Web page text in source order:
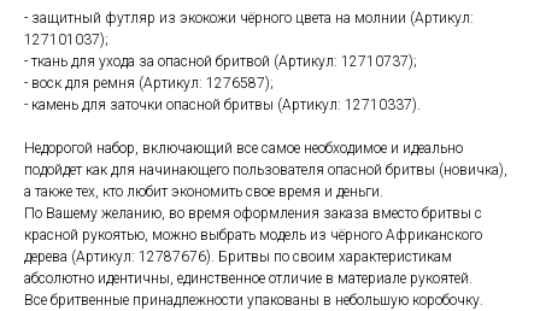
- защитный футляр из экокожи чёрного цвета на молнии (Артикул:
127101037);
- ткань для ухода за опасной бритвой (Артикул: 12710737);
- воск для ремня (Артикул: 1276587);
- камень для заточки опасной бритвы (Артикул: 12710337).
Недорогой набор, включающий все самое необходимое и идеально
подойдет как для начинающего пользователя опасной бритвы (новичка),
а также тех, кто любит экономить свое время и деньги.
По Вашему желанию, во время оформления заказа вместо бритвы с
красной рукоятью, можно выбрать модель из чёрного Африканского
дерева (Артикул: 12787676). Бритвы по своим характеристикам
абсолютно идентичны, единственное отличие в материале рукоятей.
Все бритвенные принадлежности упакованы в небольшую коробочку.